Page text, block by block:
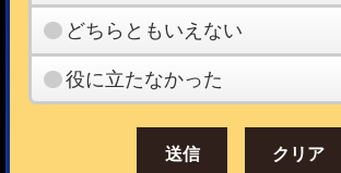
どちらともいえない
役に立たなかった